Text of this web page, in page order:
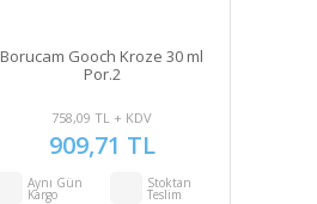
Borucam Gooch Kroze 30 ml
Por.2
758,09 TL + KDV
909,71 TL
Aynı Gün
Kargo
Stoktan
Teslim